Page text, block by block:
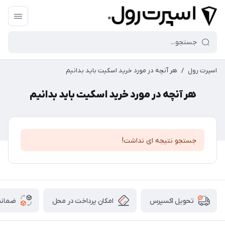
اسپرت رول / هر آنچه در مورد خرید اسکیت باید بدانیم
هر آنچه در مورد خرید اسکیت باید بدانیم
جستجو نتیجه ای نداشت!
تحویل اکسپرس امکان پرداخت در محل